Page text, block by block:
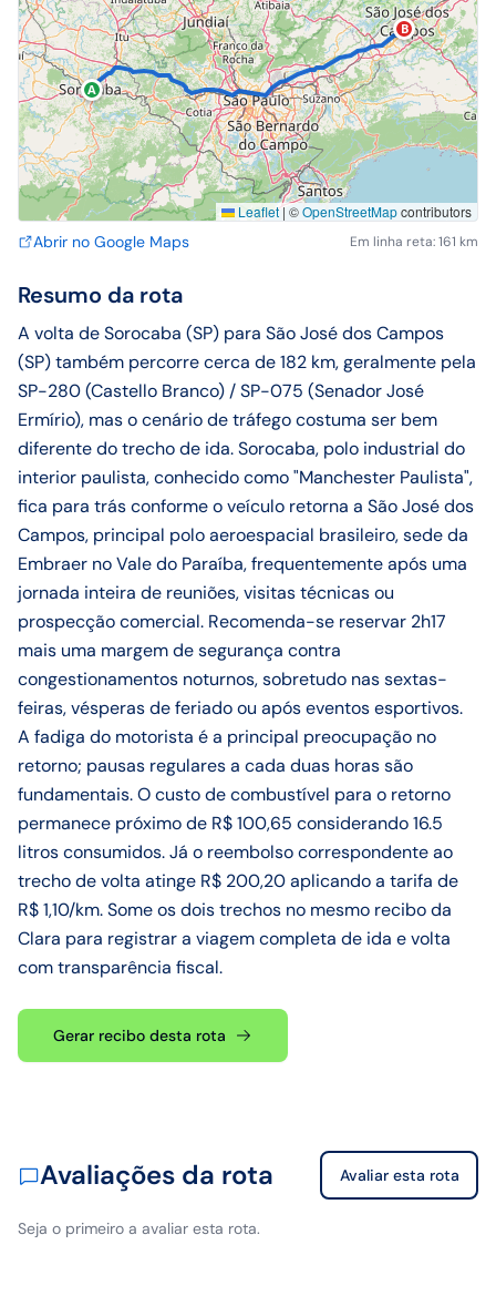
A
B
Leaflet |©OpenStreetMapcontributors
Abrir no Google Maps Em linha reta: 161 km
Resumo da rota
A volta de Sorocaba (SP) para São José dos Campos
(SP) também percorre cerca de 182 km, geralmente pela
SP-280 (Castello Branco) / SP-075 (Senador José
Ermírio), mas o cenário de tráfego costuma ser bem
diferente do trecho de ida. Sorocaba, polo industrial do
interior paulista, conhecido como "Manchester Paulista",
fica para trás conforme o veículo retorna a São José dos
Campos, principal polo aeroespacial brasileiro, sede da
Embraer no Vale do Paraíba, frequentemente após uma
jornada inteira de reuniões, visitas técnicas ou
prospecção comercial. Recomenda-se reservar 2h17
mais uma margem de segurança contra
congestionamentos noturnos, sobretudo nas sextas-
feiras, vésperas de feriado ou após eventos esportivos.
A fadiga do motorista é a principal preocupação no
retorno; pausas regulares a cada duas horas são
fundamentais. O custo de combustível para o retorno
permanece próximo de R$ 100,65 considerando 16.5
litros consumidos. Já o reembolso correspondente ao
trecho de volta atinge R$ 200,20 aplicando a tarifa de
R$ 1,10/km. Some os dois trechos no mesmo recibo da
Clara para registrar a viagem completa de ida e volta
com transparência fiscal.
Gerar recibo desta rota
Avaliações da rota Avaliar esta rota
Seja o primeiro a avaliar esta rota.